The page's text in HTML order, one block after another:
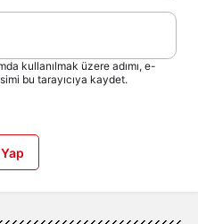
kullanılmak üzere adımı, e-
bu tarayıcıya kaydet.